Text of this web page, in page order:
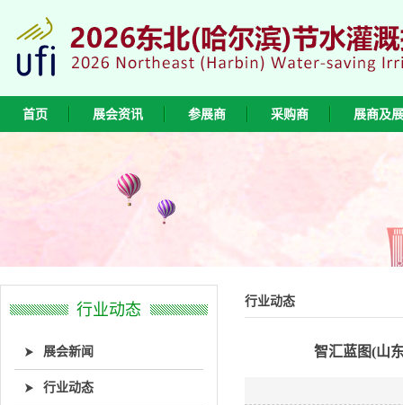
首页 展会资讯 参展商 采购商 展商及
行业动态
展会新闻
行业动态
行业动态
智汇蓝图(山